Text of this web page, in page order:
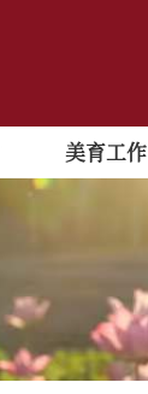
美育工作